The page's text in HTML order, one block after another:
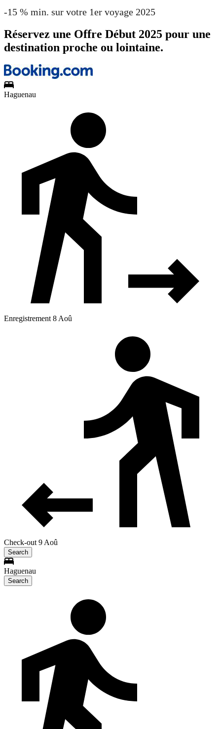
-15 % min. sur votre 1er voyage 2025
Réservez une Offre Début 2025 pour une
destination proche ou lointaine.
Haguenau
Enregistrement 8 Aoû
Check-out 9 Aoû
Search
Haguenau
Search